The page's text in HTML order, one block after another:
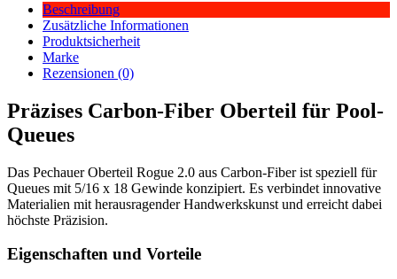
Beschreibung
Zusätzliche Informationen
Produktsicherheit
Marke
Rezensionen (0)
Präzises Carbon-Fiber Oberteil für Pool-
Queues
Das Pechauer Oberteil Rogue 2.0 aus Carbon-Fiber ist speziell für
Queues mit 5/16 x 18 Gewinde konzipiert. Es verbindet innovative
Materialien mit herausragender Handwerkskunst und erreicht dabei
höchste Präzision.
Eigenschaften und Vorteile